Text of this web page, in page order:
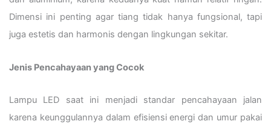
Dimensi ini penting agar tiang tidak hanya fungsional, tapi
juga estetis dan harmonis dengan lingkungan sekitar.
Jenis Pencahayaan yang Cocok
Lampu LED saat ini menjadi standar pencahayaan jalan
karena keunggulannya dalam efisiensi energi dan umur pakai